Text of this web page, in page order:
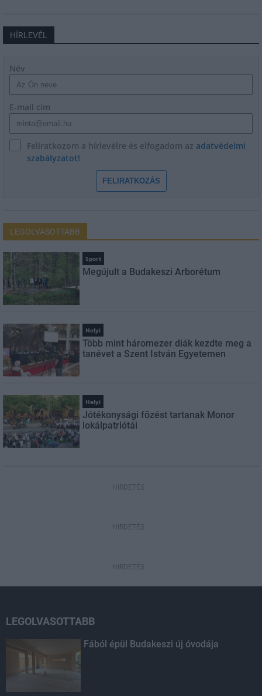
HÍRLEVÉL
Név
E-mail cím
Feliratkozom a hírlevélre és elfogadom az adatvédelmi
szabályzatot!
FELIRATKOZÁS
LEGOLVASOTTABB
Sport
Megújult a Budakeszi Arborétum
Helyi
Több mint háromezer diák kezdte meg a
tanévet a Szent István Egyetemen
Helyi
Jótékonysági főzést tartanak Monor
lokálpatriótái
HIRDETÉS
HIRDETÉS
HIRDETÉS
LEGOLVASOTTABB
Fából épül Budakeszi új óvodája